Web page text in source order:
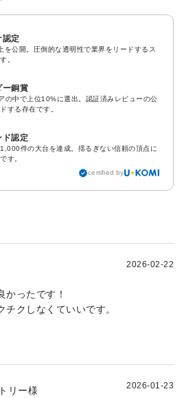
認定
を公開。圧倒的な透明性で業界をリードするス
。
ー銅賞
の中で上位10%に選出。認証済みレビューの公
する存在です。
ド認定
件の大台を達成。揺るぎない信頼の頂点に
す。
certified by
2026-02-22
かったです！
クしなくていいです。
リー様 2026-01-23